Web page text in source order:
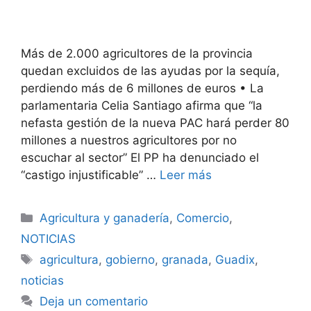
Más de 2.000 agricultores de la provincia
quedan excluidos de las ayudas por la sequía,
perdiendo más de 6 millones de euros • La
parlamentaria Celia Santiago afirma que “la
nefasta gestión de la nueva PAC hará perder 80
millones a nuestros agricultores por no
escuchar al sector” El PP ha denunciado el
“castigo injustificable” … Leer más
Categorías
Agricultura y ganadería, Comercio,
NOTICIAS
Etiquetas
agricultura, gobierno, granada, Guadix,
noticias
Deja un comentario